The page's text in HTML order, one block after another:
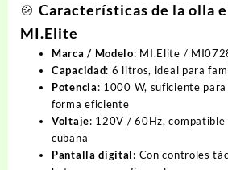
🍲 Características de la olla
MI.Elite
Marca / Modelo: MI.Elite /
Capacidad: 6 litros, ideal para
Potencia: 1000 W, suficiente
forma eficiente
Voltaje: 120V / 60Hz, compatible
cubana
Pantalla digital: Con controles